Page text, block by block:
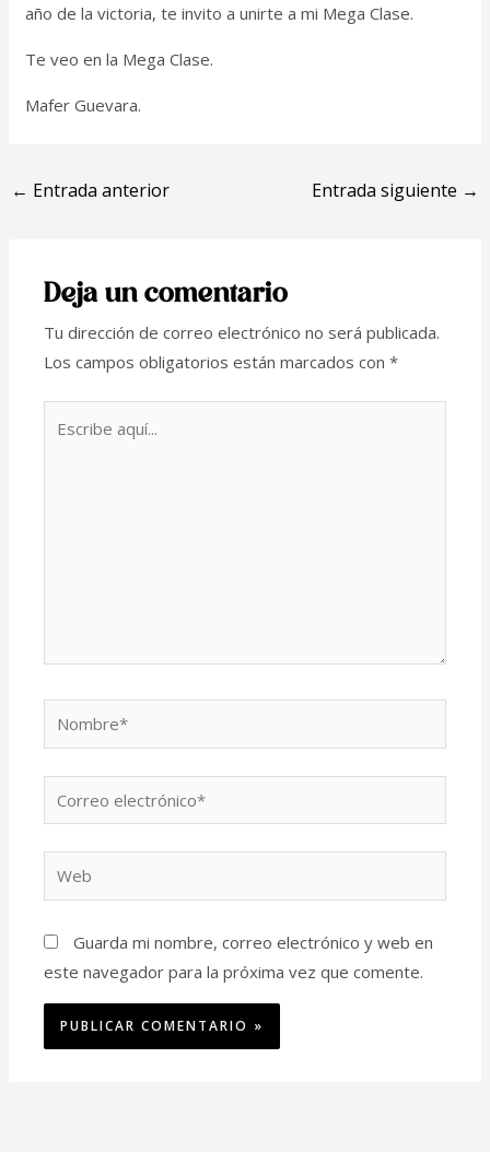
año de la victoria, te invito a unirte a mi Mega Clase.
Te veo en la Mega Clase.
Mafer Guevara.
← Entrada anterior Entrada siguiente →
Deja un comentario
Tu dirección de correo electrónico no será publicada.
Los campos obligatorios están marcados con*
Nombre*
electrónico*
Guarda mi nombre, correo electrónico y web en
este navegador para la próxima vez que comente.